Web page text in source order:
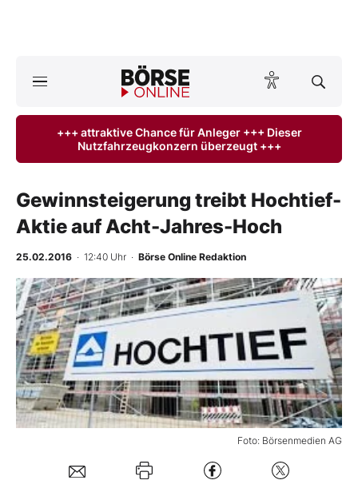
Anlageprodukte
Finanz-Check
Abo & Shop
Experten
Mein B:O
Mein Konto
+++ attraktive Chance für Anleger +++ Dieser
Nutzfahrzeugkonzern überzeugt +++
Gewinnsteigerung treibt Hochtief-
Aktie auf Acht-Jahres-Hoch
25.02.2016 · 12:40 Uhr · Börse Online Redaktion
Foto: Börsenmedien AG
-%